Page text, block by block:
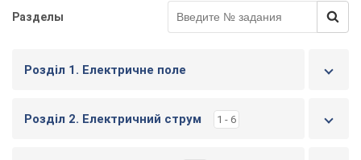
Разделы
Розділ 1. Електричне поле
Розділ 2. Електричний струм 1 - 6